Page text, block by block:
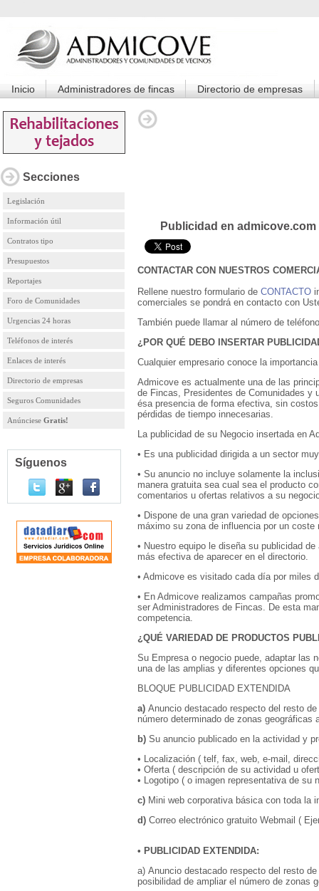
Inicio Administradores de fincas Directorio de empresas
Secciones
Legislación
Información útil
Contratos tipo
Presupuestos
Reportajes
Foro de Comunidades
Urgencias 24 horas
Teléfonos de interés
Enlaces de interés
Directorio de empresas
Seguros Comunidades
Anúnciese Gratis!
Síguenos
Publicidad en admicove.com
CONTACTAR CON NUESTROS
Rellene nuestro formulario de CONTACTO
comerciales se pondrá en contacto con
También puede llamar al número de
¿POR QUÉ DEBO INSERTAR
Cualquier empresario conoce la
Admicove es actualmente una de las
de Fincas, Presidentes de Comunidades y
ésa presencia de forma efectiva, sin
pérdidas de tiempo innecesarias.
La publicidad de su Negocio insertada en
• Es una publicidad dirigida a un sector
• Su anuncio no incluye solamente la
manera gratuita sea cual sea el producto
comentarios u ofertas relativos a su
• Dispone de una gran variedad de
máximo su zona de influencia por un coste
• Nuestro equipo le diseña su publicidad
más efectiva de aparecer en el directorio.
• Admicove es visitado cada día por miles
• En Admicove realizamos campañas
ser Administradores de Fincas. De esta
competencia.
¿QUÉ VARIEDAD DE PRODUCTOS
Su Empresa o negocio puede, adaptar las
una de las amplias y diferentes opciones
BLOQUE PUBLICIDAD EXTENDIDA
a) Anuncio destacado respecto del resto
número determinado de zonas geográficas
b) Su anuncio publicado en la actividad y
• Localización ( telf, fax, web, e-mail,
• Oferta ( descripción de su actividad u
• Logotipo ( o imagen representativa de su
c) Mini web corporativa básica con toda la
d) Correo electrónico gratuito Webmail (
• PUBLICIDAD EXTENDIDA:
a) Anuncio destacado respecto del resto
posibilidad de ampliar el número de zonas